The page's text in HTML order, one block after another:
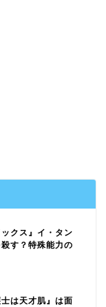
ックス』イ・タン
す？特殊能力の
士は天才肌』は面